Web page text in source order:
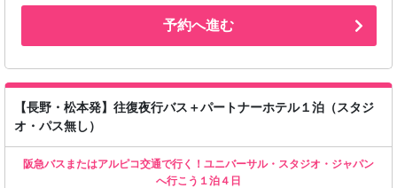
予約へ進む
【長野・松本発】往復夜行バス＋パートナーホテル１泊（スタジ
オ・パス無し）
阪急バスまたはアルピコ交通で行く！ユニバーサル・スタジオ・ジャパン
へ行こう１泊４日